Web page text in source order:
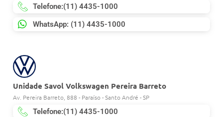
Telefone:(11) 4435-1000
WhatsApp: (11) 4435-1000
Unidade Savol Volkswagen Pereira Barreto
Av. Pereira Barreto, 888 - Paraíso - Santo André - SP
Telefone:(11) 4435-1000